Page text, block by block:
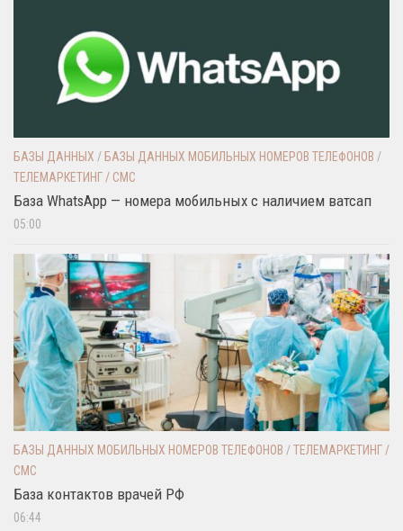
БАЗЫ ДАННЫХ / БАЗЫ ДАННЫХ МОБИЛЬНЫХ НОМЕРОВ ТЕЛЕФОНОВ /
ТЕЛЕМАРКЕТИНГ / СМС
База WhatsApp — номера мобильных с наличием ватсап
05:00
БАЗЫ ДАННЫХ МОБИЛЬНЫХ НОМЕРОВ ТЕЛЕФОНОВ /ТЕЛЕМАРКЕТИНГ /
СМС
База контактов врачей РФ
06:44